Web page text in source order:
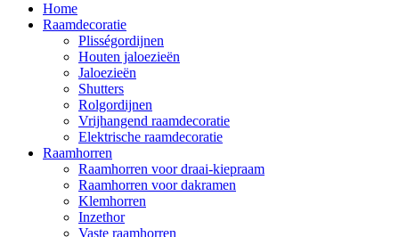
Home
Raamdecoratie
Plisségordijnen
Houten jaloezieën
Jaloezieën
Shutters
Rolgordijnen
Vrijhangend raamdecoratie
Elektrische raamdecoratie
Raamhorren
Raamhorren voor draai-kiepraam
Raamhorren voor dakramen
Klemhorren
Inzethor
Vaste raamhorren